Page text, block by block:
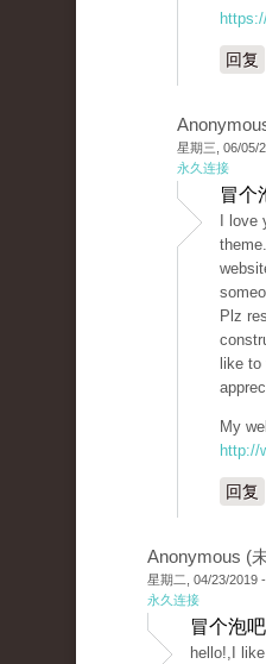
回复
星期三, 06/05/
永久连接
冒个
I
Plz
like
My
http://
回复
Anonymous (
星期二, 04/23/2019
永久连接
冒个泡
hello!,I